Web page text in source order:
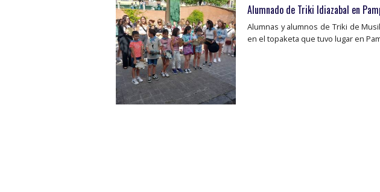
Alumnado de Triki Idiazabal en
Alumnas y alumnos de Triki de
en el topaketa que tuvo lugar en